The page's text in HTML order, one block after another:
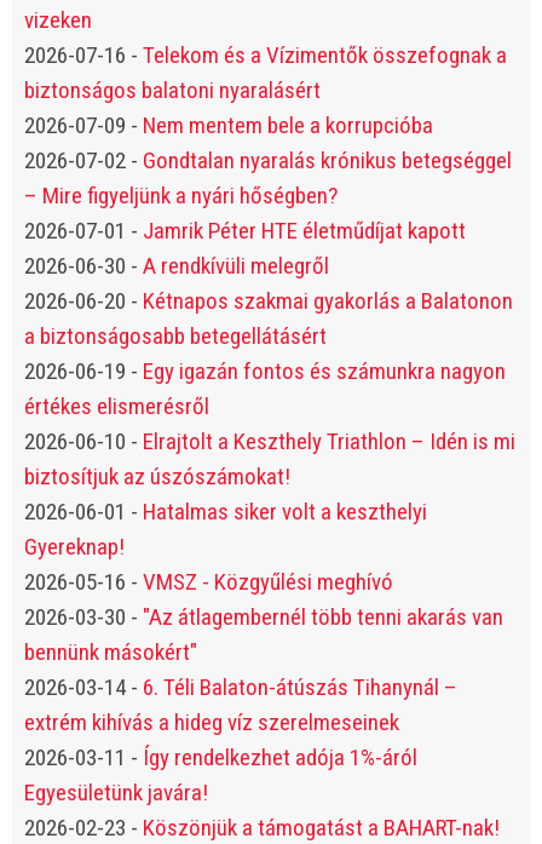
vizeken
2026-07-16 - Telekom és a Vízimentők összefognak a
biztonságos balatoni nyaralásért
2026-07-09 - Nem mentem bele a korrupcióba
2026-07-02 - Gondtalan nyaralás krónikus betegséggel
– Mire figyeljünk a nyári hőségben?
2026-07-01 - Jamrik Péter HTE életműdíjat kapott
2026-06-30 - A rendkívüli melegről
2026-06-20 - Kétnapos szakmai gyakorlás a Balatonon
a biztonságosabb betegellátásért
2026-06-19 - Egy igazán fontos és számunkra nagyon
értékes elismerésről
2026-06-10 - Elrajtolt a Keszthely Triathlon – Idén is mi
biztosítjuk az úszószámokat!
2026-06-01 - Hatalmas siker volt a keszthelyi
Gyereknap!
2026-05-16 - VMSZ - Közgyűlési meghívó
2026-03-30 - "Az átlagembernél több tenni akarás van
bennünk másokért"
2026-03-14- 6. Téli Balaton-átúszás Tihanynál –
extrém kihívás a hideg víz szerelmeseinek
2026-03-11 - Így rendelkezhet adója 1%-áról
Egyesületünk javára!
2026-02-23 - Köszönjük a támogatást a BAHART-nak!